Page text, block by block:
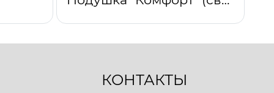
КОНТАКТЫ